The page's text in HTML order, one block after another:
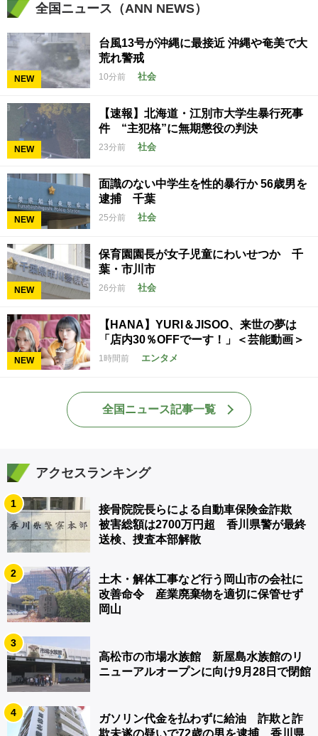
全国ニュース（ANN NEWS）
NEW
台風13号が沖縄に最接近 沖縄や奄美で大
荒れ警戒
10分前 社会
NEW
【速報】北海道・江別市大学生暴行死事
件 “主犯格”に無期懲役の判決
23分前 社会
NEW
面識のない中学生を性的暴行か 56歳男を
逮捕 千葉
25分前 社会
NEW
保育園園長が女子児童にわいせつか 千
葉・市川市
26分前 社会
NEW
【HANA】YURI＆JISOO、来世の夢は
「店内30％OFFでーす！」＜芸能動画＞
1時間前 エンタメ
全国ニュース記事一覧
アクセスランキング
1
接骨院院長らによる自動車保険金詐欺
被害総額は2700万円超 香川県警が最終
送検、捜査本部解散
2
土木・解体工事など行う岡山市の会社に
改善命令 産業廃棄物を適切に保管せず
岡山
3
高松市の市場水族館 新屋島水族館のリ
ニューアルオープンに向け9月28日で閉館
4
ガソリン代金を払わずに給油 詐欺と詐
欺未遂の疑いで72歳の男を逮捕 香川県